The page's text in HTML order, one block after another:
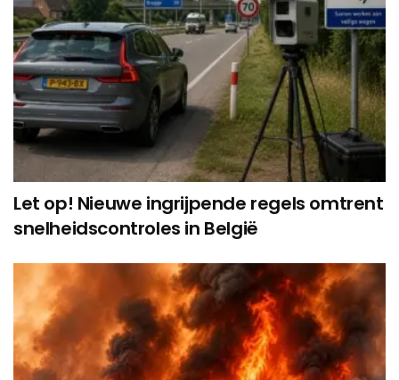
Let op! Nieuwe ingrijpende regels omtrent
snelheidscontroles in België